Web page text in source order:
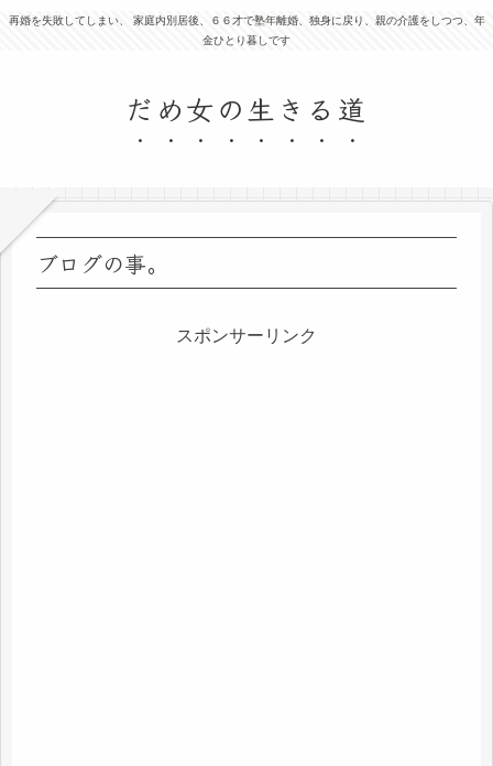
再婚を失敗してしまい、 家庭内別居後、６６才で塾年離婚、独身に戻り、親の介護をしつつ、年
金ひとり暮しです
だめ女の生きる道
ブログの事。
スポンサーリンク